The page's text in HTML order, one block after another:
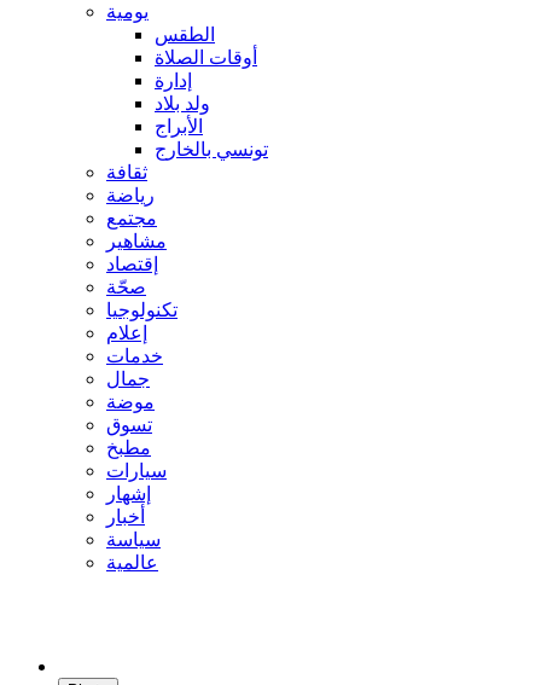
يومية
الطقس
أوقات الصلاة
إدارة
ولد بلاد
الأبراج
تونسي بالخارج
ثقافة
رياضة
مجتمع
مشاهير
إقتصاد
صحّة
تكنولوجيا
إعلام
خدمات
جمال
موضة
تسوق
مطبخ
سيارات
إشهار
أخبار
سياسة
عالمية